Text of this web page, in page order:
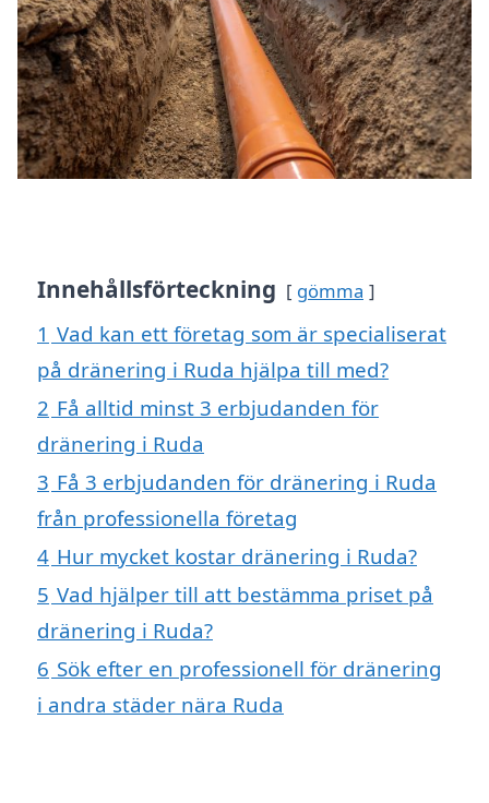
Innehållsförteckning gömma
1 Vad kan ett företag som är specialiserat
på dränering i Ruda hjälpa till med?
2 Få alltid minst 3 erbjudanden för
dränering i Ruda
3 Få 3 erbjudanden för dränering i Ruda
från professionella företag
4 Hur mycket kostar dränering i Ruda?
5 Vad hjälper till att bestämma priset på
dränering i Ruda?
6 Sök efter en professionell för dränering
i andra städer nära Ruda